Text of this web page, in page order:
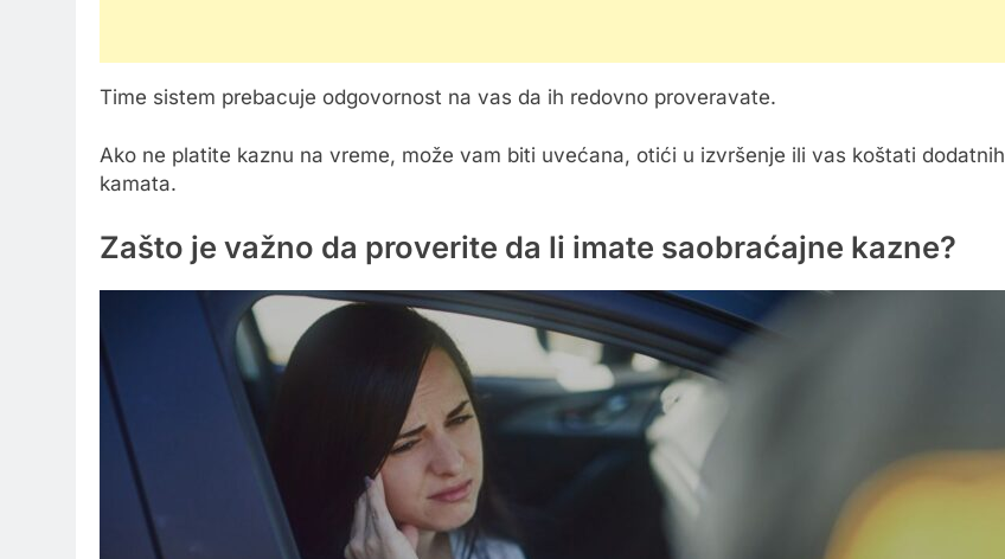
Time sistem prebacuje odgovornost na vas da ih redovno proveravate.
Ako ne platite kaznu na vreme, može vam biti uvećana, otići u izvršenje ili vas koštati dodatnih
kamata.
Zašto je važno da proverite da li imate saobraćajne kazne?